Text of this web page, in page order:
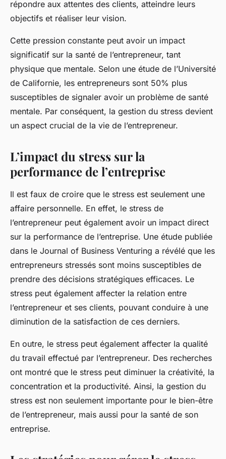
répondre aux attentes des clients, atteindre leurs
objectifs et réaliser leur vision.
Cette pression constante peut avoir un impact
significatif sur la santé de l’entrepreneur, tant
physique que mentale. Selon une étude de l’Université
de Californie, les entrepreneurs sont 50% plus
susceptibles de signaler avoir un problème de santé
mentale. Par conséquent, la gestion du stress devient
un aspect crucial de la vie de l’entrepreneur.
L’impact du stress sur la
performance de l’entreprise
Il est faux de croire que le stress est seulement une
affaire personnelle. En effet, le stress de
l’entrepreneur peut également avoir un impact direct
sur la performance de l’entreprise. Une étude publiée
dans le Journal of Business Venturing a révélé que les
entrepreneurs stressés sont moins susceptibles de
prendre des décisions stratégiques efficaces. Le
stress peut également affecter la relation entre
l’entrepreneur et ses clients, pouvant conduire à une
diminution de la satisfaction de ces derniers.
En outre, le stress peut également affecter la qualité
du travail effectué par l’entrepreneur. Des recherches
ont montré que le stress peut diminuer la créativité, la
concentration et la productivité. Ainsi, la gestion du
stress est non seulement importante pour le bien-être
de l’entrepreneur, mais aussi pour la santé de son
entreprise.